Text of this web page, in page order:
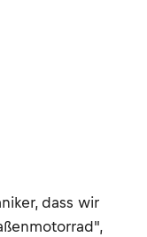
dass wir